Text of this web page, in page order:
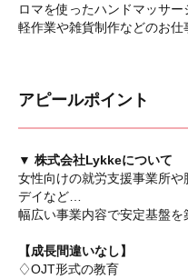
ロマを使ったハンドマッサー
軽作業や雑貨制作などのお仕
アピールポイント
▼ 株式会社Lykkeについて
女性向けの就労支援事業所
デイなど…
幅広い事業内容で安定基盤を
【成長間違いなし】
♢OJT形式の教育